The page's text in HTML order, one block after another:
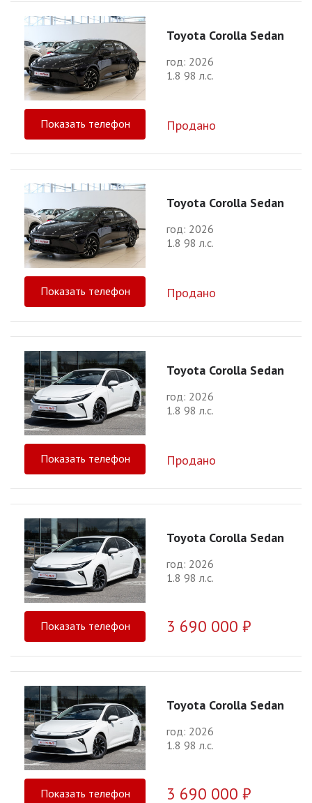
Toyota Corolla Sedan
год: 2026
1.8 98 л.с.
Показать телефон Продано
Toyota Corolla Sedan
год: 2026
1.8 98 л.с.
Показать телефон Продано
Toyota Corolla Sedan
год: 2026
1.8 98 л.с.
Показать телефон Продано
Toyota Corolla Sedan
год: 2026
1.8 98 л.с.
Показать телефон 3 690 000 ₽
Toyota Corolla Sedan
год: 2026
1.8 98 л.с.
Показать телефон 3 690 000 ₽